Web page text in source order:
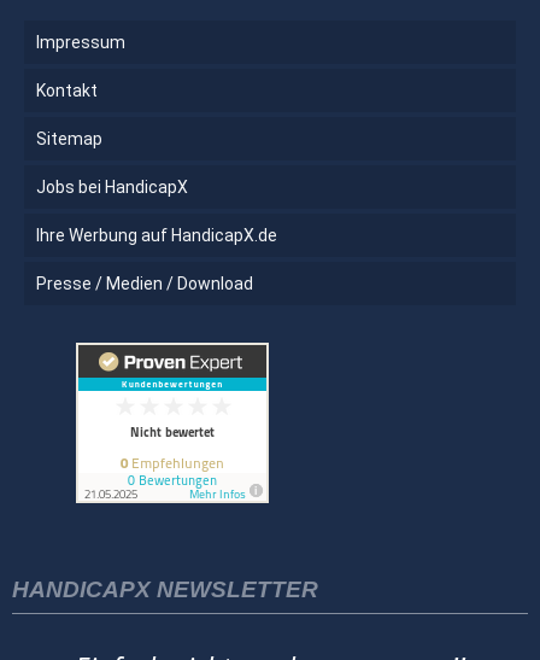
Impressum
Kontakt
Sitemap
Jobs bei HandicapX
Ihre Werbung auf HandicapX.de
Presse / Medien / Download
HANDICAPX NEWSLETTER